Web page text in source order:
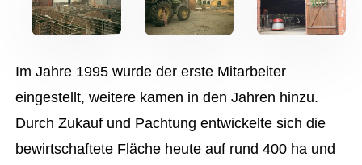
Im Jahre 1995 wurde der erste Mitarbeiter
eingestellt, weitere kamen in den Jahren hinzu.
Durch Zukauf und Pachtung entwickelte sich die
bewirtschaftete Fläche heute auf rund 400 ha und